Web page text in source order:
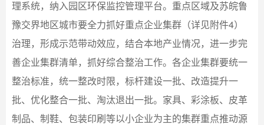
理系统，纳入园区环保监控管理平台。重点区域及苏皖鲁
豫交界地区城市要全力抓好重点企业集群（详见附件4）
治理，形成示范带动效应，结合本地产业情况，进一步完
善企业集群清单，抓好综合整治工作。各企业集群要统一
整治标准，统一整改时限，标杆建设一批、改造提升一
批、优化整合一批、淘汰退出一批。家具、彩涂板、皮革
制品、制鞋、包装印刷等以小企业为主的集群重点推动源